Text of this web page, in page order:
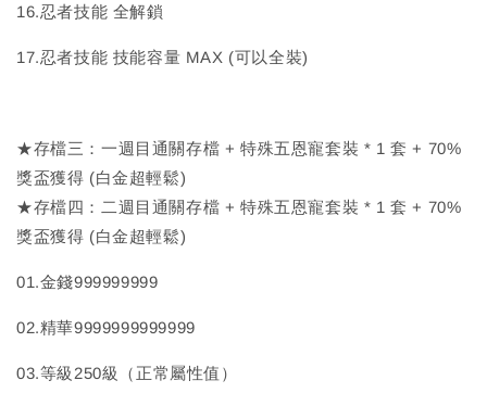
16.忍者技能 全解鎖
17.忍者技能 技能容量 MAX (可以全裝)
★存檔三：一週目通關存檔 + 特殊五恩寵套裝 * 1 套 + 70%
獎盃獲得 (白金超輕鬆)
★存檔四：二週目通關存檔 + 特殊五恩寵套裝 * 1 套 + 70%
獎盃獲得 (白金超輕鬆)
01.金錢999999999
02.精華9999999999999
03.等級250級（正常屬性值）